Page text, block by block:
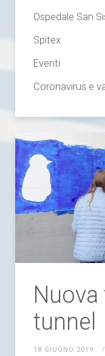
Nuova
tunnel
18 GIUGNO 2019
Ospedale San
Spitex
Eventi
Coronavirus e